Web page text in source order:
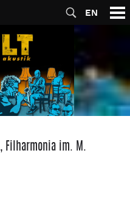
EN
, Filharmonia im. M.